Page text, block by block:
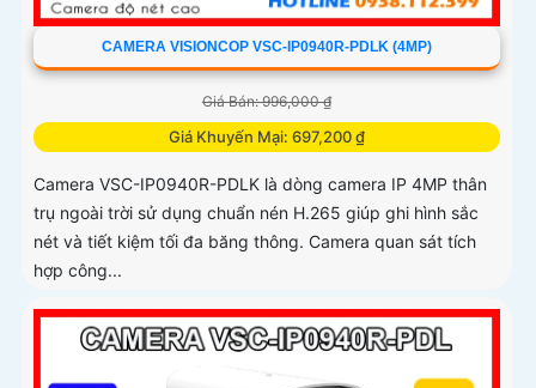
CAMERA VISIONCOP VSC-IP0940R-PDLK (4MP)
Giá Bán: 996,000 ₫
Giá Khuyến Mại: 697,200 ₫
Camera VSC-IP0940R-PDLK là dòng camera IP 4MP thân
trụ ngoài trời sử dụng chuẩn nén H.265 giúp ghi hình sắc
nét và tiết kiệm tối đa băng thông. Camera quan sát tích
hợp công...